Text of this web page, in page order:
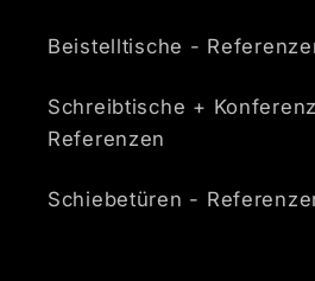
Beistelltische -
Schreibtische +
Referenzen
Schiebetüren -